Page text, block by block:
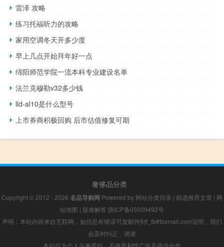
雷泽 攻略
练习托福听力的攻略
家用空调冬天开多少度
早上几点开始拜年好一点
绵阳师范学院一流本科专业建设名单
法兰克穆勒v32多少钱
lld-al10是什么型号
上市券商积极回购 后市估值修复可期
奢侈品分类
Copyright © 2012 - 2026 名品导购网 Powered by 网站分类目录 | 精选推荐文章 | 网
站地图 | 疑难解答 陕ICP备05009492号
声明：本站内容来自互联网，如信息有错误可发邮件到f_fb#foxmail.com说明，我们
会及时纠正，谢谢